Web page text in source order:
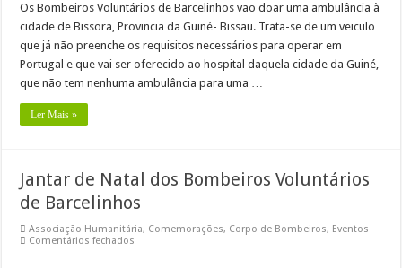
de
doam
Guiné
Os Bombeiros Voluntários de Barcelinhos vão doar uma ambulância à
cidade de Bissora, Provincia da Guiné- Bissau. Trata-se de um veiculo
que já não preenche os requisitos necessários para operar em
Portugal e que vai ser oferecido ao hospital daquela cidade da Guiné,
que não tem nenhuma ambulância para uma …
Ler Mais »
Jantar de Natal dos Bombeiros Voluntários
de Barcelinhos
Associação Humanitária, Comemorações, Corpo de Bombeiros, Eventos
Comentários fechados